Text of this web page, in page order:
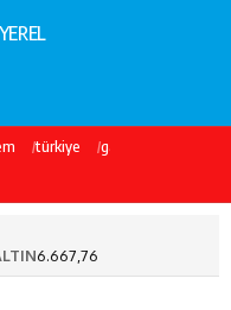
YEREL
türkiye galatasaray
6.667,76